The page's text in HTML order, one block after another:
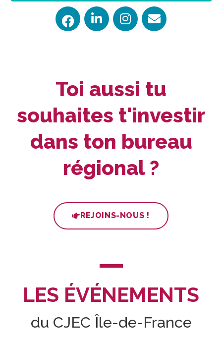
Toi aussi tu
souhaites t'investir
dans ton bureau
régional ?
REJOINS-NOUS !
LES ÉVÉNEMENTS
du CJEC Île-de-France